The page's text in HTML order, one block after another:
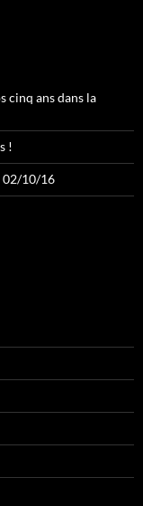
cinq ans dans la
!
02/10/16